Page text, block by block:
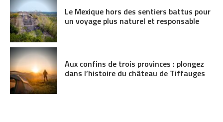
Le Mexique hors des sentiers battus pour
un voyage plus naturel et responsable
Aux confins de trois provinces : plongez
dans l’histoire du château de Tiffauges